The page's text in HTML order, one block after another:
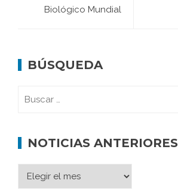
Biológico Mundial
BÚSQUEDA
NOTICIAS ANTERIORES